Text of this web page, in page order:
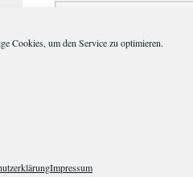
Cookies, um den Service zu optimieren.
Impressum
Name, E-Mail-Adresse